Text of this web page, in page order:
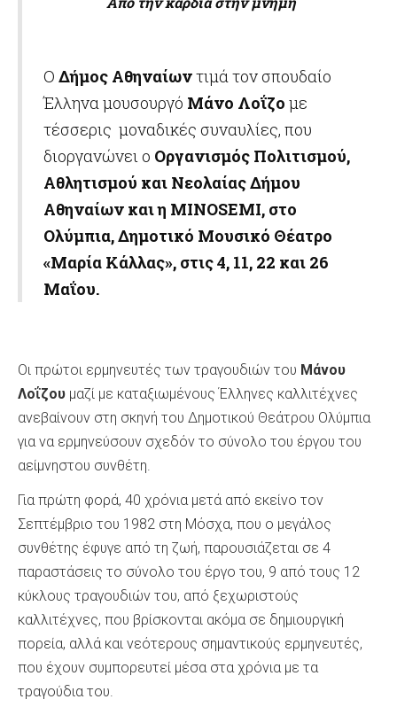
Ο Δήμος Αθηναίωντιμά τον σπουδαίο
Έλληνα μουσουργό Μάνο Λοΐζο με
τέσσερις μοναδικές συναυλίες, που
διοργανώνει ο Οργανισμός Πολιτισμού,
Αθλητισμού και Νεολαίας Δήμου
Αθηναίων και η MINOSEMI, στο
Ολύμπια, Δημοτικό Μουσικό Θέατρο
«Μαρία Κάλλας», στις 4, 11, 22 και 26
Μαΐου.
Οι πρώτοι ερμηνευτές των τραγουδιών του Μάνου
Λοΐζου μαζί με καταξιωμένους Έλληνες καλλιτέχνες
ανεβαίνουν στη σκηνή του Δημοτικού Θεάτρου Ολύμπια
για να ερμηνεύσουν σχεδόν το σύνολο του έργου του
αείμνηστου συνθέτη.
Για πρώτη φορά, 40 χρόνια μετά από εκείνο τον
Σεπτέμβριο του 1982 στη Μόσχα, που ο μεγάλος
συνθέτης έφυγε από τη ζωή, παρουσιάζεται σε 4
παραστάσεις το σύνολο του έργο του, 9 από τους 12
κύκλους τραγουδιών του, από ξεχωριστούς
καλλιτέχνες, που βρίσκονται ακόμα σε δημιουργική
πορεία, αλλά και νεότερους σημαντικούς ερμηνευτές,
που έχουν συμπορευτεί μέσα στα χρόνια με τα
τραγούδια του.